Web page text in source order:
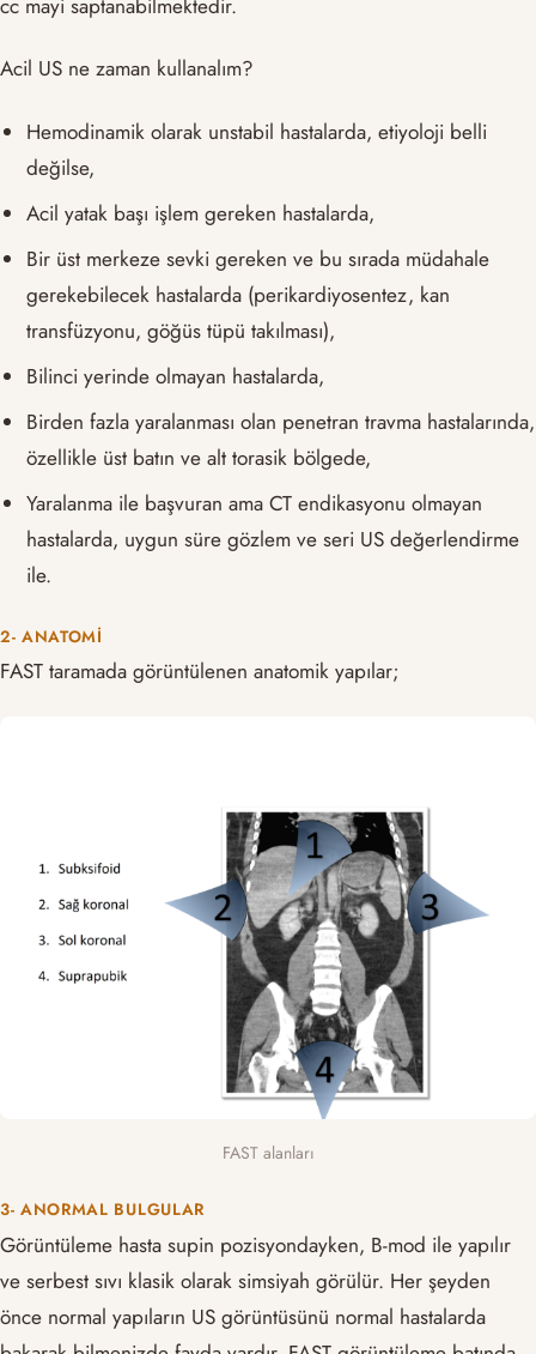
Acil US ne zaman kullanalım?
Hemodinamik olarak unstabil hastalarda, etiyoloji belli
değilse,
Acil yatak başı işlem gereken hastalarda,
Bir üst merkeze sevki gereken ve bu sırada müdahale
gerekebilecek hastalarda (perikardiyosentez, kan
transfüzyonu, göğüs tüpü takılması),
Bilinci yerinde olmayan hastalarda,
Birden fazla yaralanması olan penetran travma hastalarında,
özellikle üst batın ve alt torasik bölgede,
Yaralanma ile başvuran ama CT endikasyonu olmayan
hastalarda, uygun süre gözlem ve seri US değerlendirme
ile.
2- ANATOMI
FAST taramada görüntülenen anatomik yapılar;
FAST alanları
3- ANORMAL BULGULAR
Görüntüleme hasta supin pozisyondayken, B-mod ile yapılır
ve serbest sıvı klasik olarak simsiyah görülür. Her şeyden
önce normal yapıların US görüntüsünü normal hastalarda